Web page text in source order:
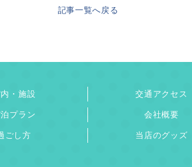
記事一覧へ戻る
・施設
プラン
ごし方
交通アクセス
会社概要
当店のグッズ